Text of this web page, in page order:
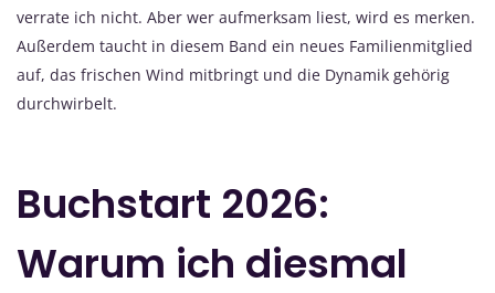
verrate ich nicht. Aber wer aufmerksam liest, wird es merken.
Außerdem taucht in diesem Band ein neues Familienmitglied
auf, das frischen Wind mitbringt und die Dynamik gehörig
durchwirbelt.
Buchstart 2026:
Warum ich diesmal